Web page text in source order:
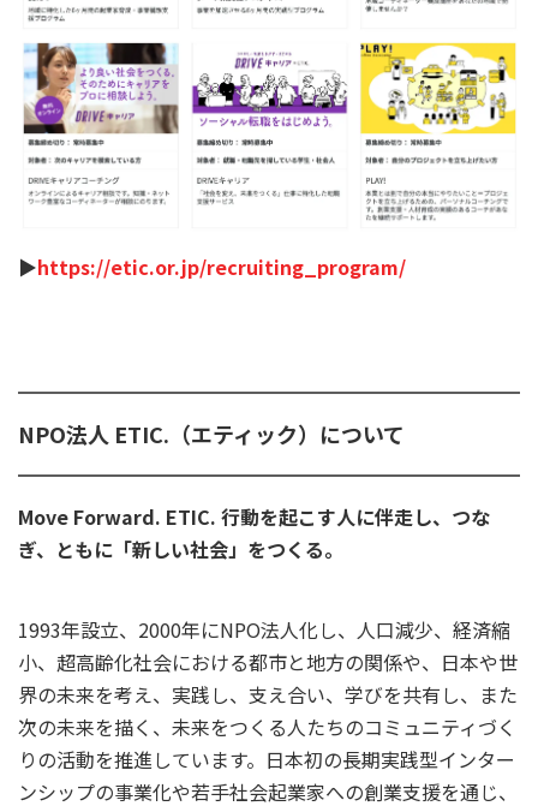
▶︎https://etic.or.jp/recruiting_program/
NPO法人 ETIC.（エティック）について
Move Forward. ETIC. 行動を起こす人に伴走し、つな
ぎ、ともに「新しい社会」をつくる。
1993年設立、2000年にNPO法人化し、人口減少、経済縮
小、超高齢化社会における都市と地方の関係や、日本や世
界の未来を考え、実践し、支え合い、学びを共有し、また
次の未来を描く、未来をつくる人たちのコミュニティづく
りの活動を推進しています。日本初の長期実践型インター
ンシップの事業化や若手社会起業家への創業支援を通じ、